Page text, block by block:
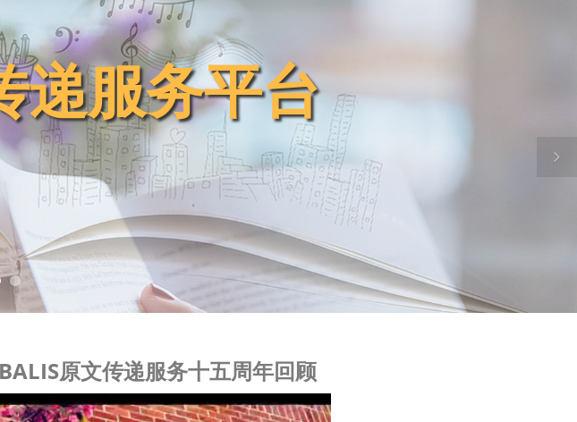
递服务平台
递服务平台
递服务平台
递服务平台
递服务平台
原文传递服务十五周年回顾